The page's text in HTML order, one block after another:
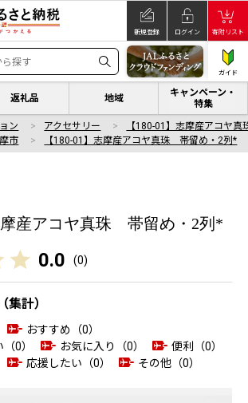
新規登録 ログイン 寄附リスト
ガイド
返礼品 地域
キャンペーン・
特集
ン アクセサリー
【180-01】志摩産アコヤ
市 【180-01】志摩産アコヤ真珠 帯留め・2列*
摩産アコヤ真珠 帯留め・2列*
0.0 (0)
集計）
おすすめ（0）
0）
お気に入り（0）
便利（0）
応援したい（0） その他（0）